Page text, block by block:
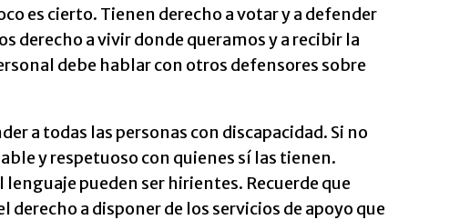
es cierto. Tienen derecho a votar y a defender
derecho a vivir donde queramos y a recibir la
debe hablar con otros defensores sobre
a todas las personas con discapacidad. Si no
y respetuoso con quienes sí las tienen.
lenguaje pueden ser hirientes. Recuerde que
a disponer de los servicios de apoyo que